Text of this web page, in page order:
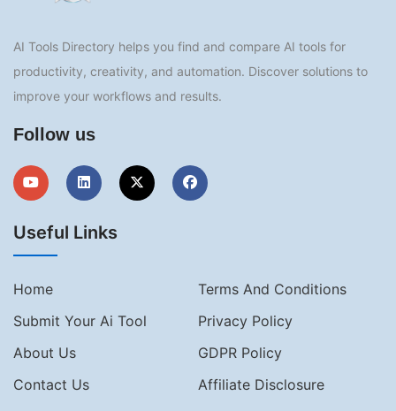
AI Tools Directory helps you find and compare AI tools for
productivity, creativity, and automation. Discover solutions to
improve your workflows and results.
Follow us
Useful Links
Home
Terms And Conditions
Submit Your Ai Tool
Privacy Policy
About Us
GDPR Policy
Contact Us
Affiliate Disclosure